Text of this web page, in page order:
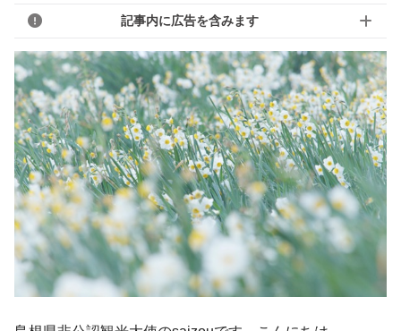
記事内に広告を含みます